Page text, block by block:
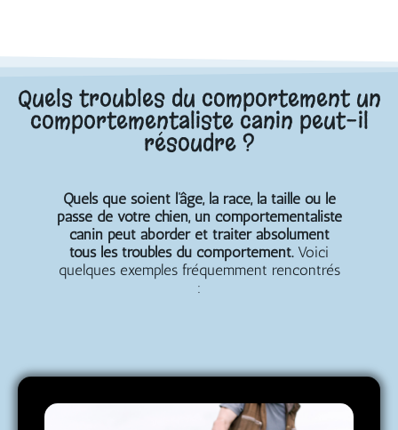
Quels troubles du comportement un
comportementaliste canin peut-il
résoudre ?
Quels que soient l’âge, la race, la taille ou le
passé de votre chien, un comportementaliste
canin peut aborder et traiter absolument
tous les troubles du comportement.Voici
quelques exemples fréquemment rencontrés
: